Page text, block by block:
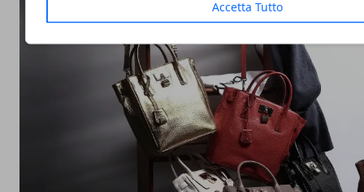
Accetta Tutto